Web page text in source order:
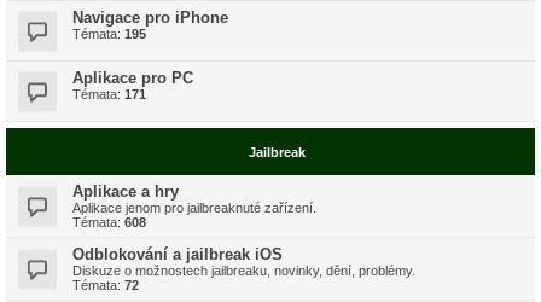
Navigace pro iPhone
Témata: 195
Aplikace pro PC
Témata: 171
Jailbreak
Aplikace a hry
Aplikace jenom pro jailbreaknuté zařízení.
Témata: 608
Odblokování a jailbreak iOS
Diskuze o možnostech jailbreaku, novinky, dění, problémy.
Témata: 72